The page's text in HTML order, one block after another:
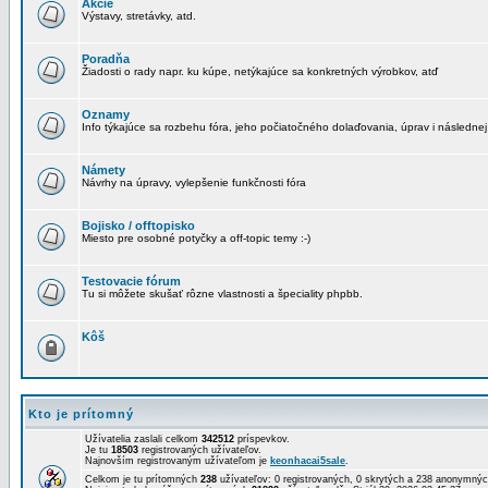
Akcie
Výstavy, stretávky, atd.
Poradňa
Žiadosti o rady napr. ku kúpe, netýkajúce sa konkretných výrobkov, atď
Oznamy
Info týkajúce sa rozbehu fóra, jeho počiatočného dolaďovania, úprav i následnej
Námety
Návrhy na úpravy, vylepšenie funkčnosti fóra
Bojisko / offtopisko
Miesto pre osobné potyčky a off-topic temy :-)
Testovacie fórum
Tu si môžete skušať rôzne vlastnosti a špeciality phpbb.
Kôš
Kto je prítomný
Užívatelia zaslali celkom 342512 príspevkov.
Je tu 18503 registrovaných užívateľov.
Najnovším registrovaným užívateľom je keonhacai5sale.
Celkom je tu prítomných 238 užívateľov: 0 registrovaných, 0 skrytých a 238